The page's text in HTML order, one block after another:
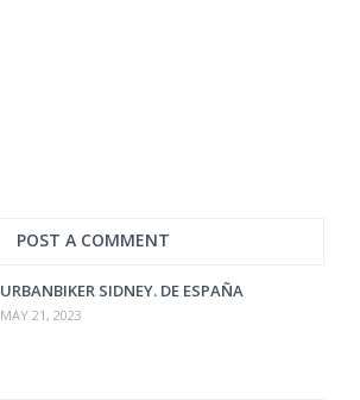
POST A COMMENT
URBANBIKER SIDNEY. DE ESPAÑA
MAY 21, 2023